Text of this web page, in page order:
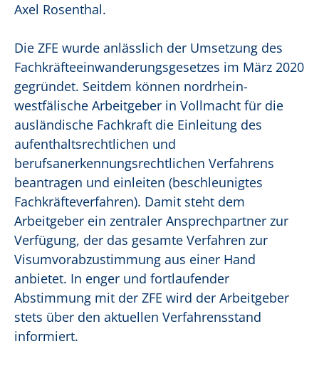
Axel Rosenthal.
Die ZFE wurde anlässlich der Umsetzung des
Fachkräfteeinwanderungsgesetzes im März 2020
gegründet. Seitdem können nordrhein-
westfälische Arbeitgeber in Vollmacht für die
ausländische Fachkraft die Einleitung des
aufenthaltsrechtlichen und
berufsanerkennungsrechtlichen Verfahrens
beantragen und einleiten (beschleunigtes
Fachkräfteverfahren). Damit steht dem
Arbeitgeber ein zentraler Ansprechpartner zur
Verfügung, der das gesamte Verfahren zur
Visumvorabzustimmung aus einer Hand
anbietet. In enger und fortlaufender
Abstimmung mit der ZFE wird der Arbeitgeber
stets über den aktuellen Verfahrensstand
informiert.